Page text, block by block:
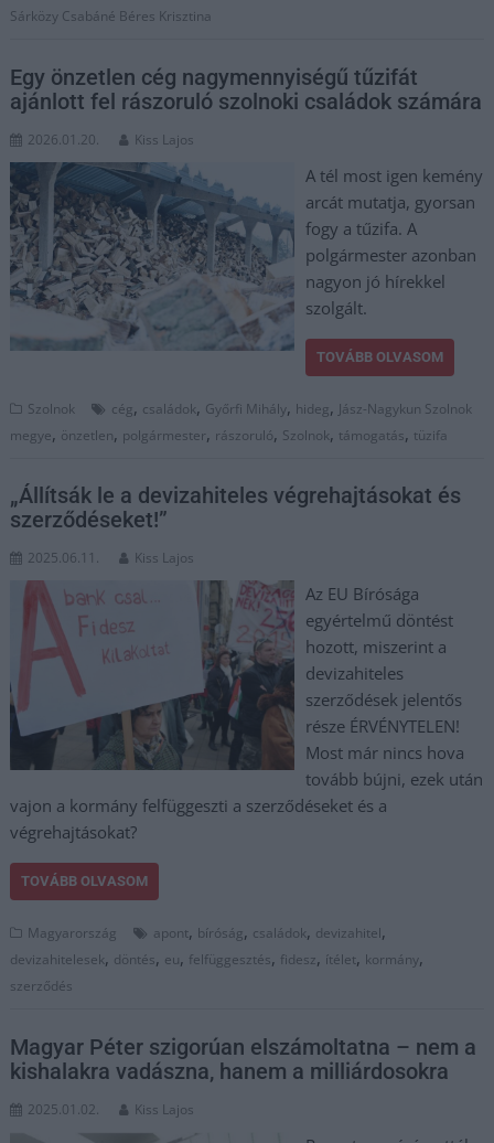
Sárközy Csabáné Béres Krisztina
Egy önzetlen cég nagymennyiségű tűzifát
ajánlott fel rászoruló szolnoki családok számára
2026.01.20. Kiss Lajos
A tél most igen kemény
arcát mutatja, gyorsan
fogy a tűzifa. A
polgármester azonban
nagyon jó hírekkel
szolgált.
TOVÁBB OLVASOM
Szolnok cég, családok, Győrfi Mihály, hideg, Jász-Nagykun Szolnok
megye, önzetlen, polgármester, rászoruló, Szolnok, támogatás, tüzifa
„Állítsák le a devizahiteles végrehajtásokat és
szerződéseket!”
2025.06.11. Kiss Lajos
Az EU Bírósága
egyértelmű döntést
hozott, miszerint a
devizahiteles
szerződések jelentős
része ÉRVÉNYTELEN!
Most már nincs hova
tovább bújni, ezek után
vajon a kormány felfüggeszti a szerződéseket és a
végrehajtásokat?
TOVÁBB OLVASOM
Magyarország apont, bíróság, családok, devizahitel,
devizahitelesek, döntés, eu, felfüggesztés, fidesz, ítélet, kormány,
szerződés
Magyar Péter szigorúan elszámoltatna – nem a
kishalakra vadászna, hanem a milliárdosokra
2025.01.02. Kiss Lajos